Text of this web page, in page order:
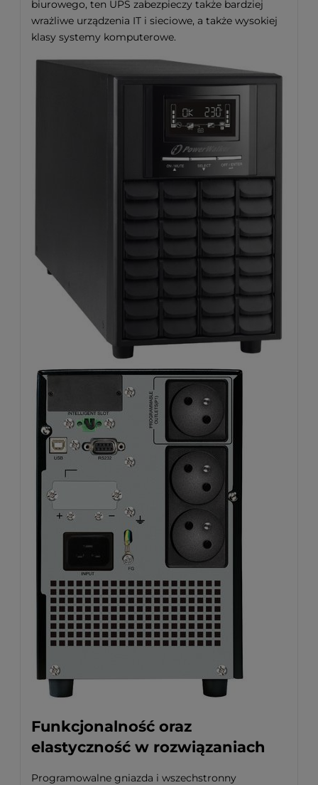
biurowego, ten UPS zabezpieczy także bardziej
wrażliwe urządzenia IT i sieciowe, a także wysokiej
klasy systemy komputerowe.
Funkcjonalność oraz
elastyczność w rozwiązaniach
Programowalne gniazda i wszechstronny